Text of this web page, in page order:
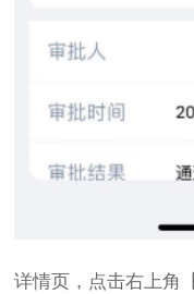
详情页，点击右上角